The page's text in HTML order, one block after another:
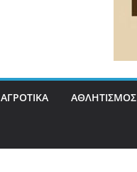
ΑΓΡΟΤΙΚΑ ΑΘΛΗΤΙΣΜΟΣ